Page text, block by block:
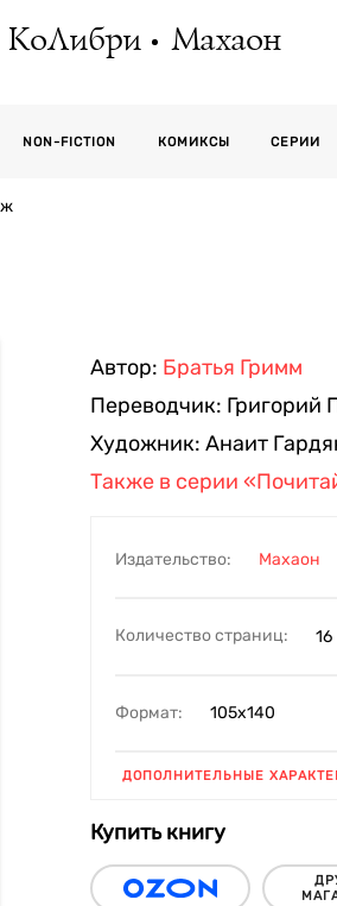
КоЛибри Махаон
NON-FICTION КОМИКСЫ СЕРИИ
Автор: Братья Гримм
Переводчик: Григорий
Художник: Анаит
Также в серии
Издательство: Махаон
Количество страниц: 16
Формат: 105х140
ДОПОЛНИТЕЛЬНЫЕ
Купить книгу